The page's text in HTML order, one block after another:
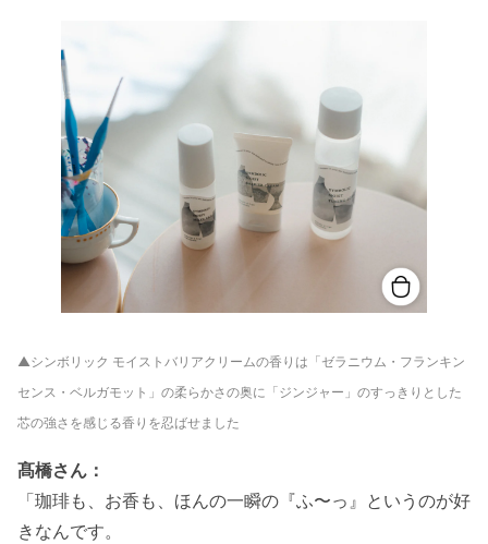
▲シンボリック モイストバリアクリームの香りは「ゼラニウム・フランキン
センス・ベルガモット」の柔らかさの奥に「ジンジャー」のすっきりとした
芯の強さを感じる香りを忍ばせました
髙橋さん：
「珈琲も、お香も、ほんの一瞬の『ふ〜っ』というのが好
きなんです。